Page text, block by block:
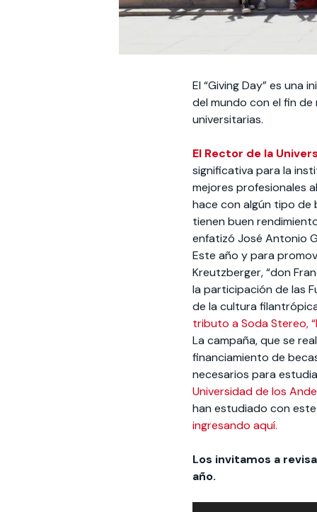
El “Giving Day” es
del mundo con el fin
universitarias.
El Rector de la
significativa para la
mejores profesionales
hace con algún tipo de
tienen buen
enfatizó José Antonio
Este año y para
Kreutzberger, “don
la participación de las
de la cultura
tributo a Soda Stereo,
La campaña, que se
financiamiento de
necesarios para
Universidad de los
han estudiado con
ingresando aquí.
Los invitamos a
año.